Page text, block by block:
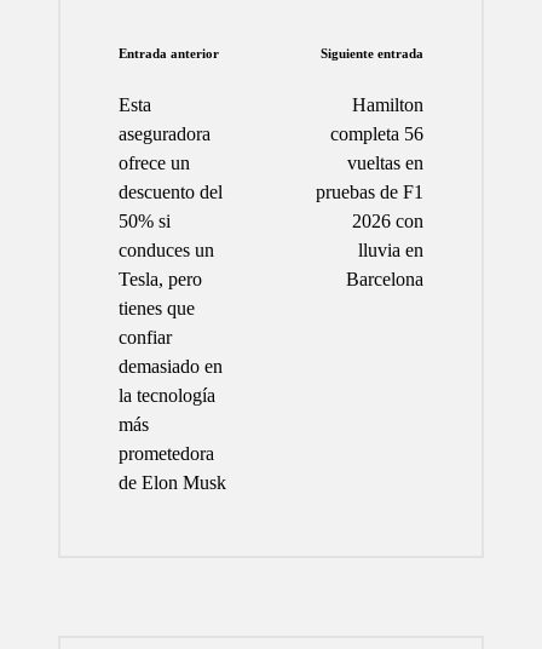
Navegación
de
entradas
Entrada anterior
Esta
aseguradora
ofrece un
descuento del
50% si
conduces un
Tesla, pero
tienes que
confiar
demasiado en
la tecnología
más
prometedora
de Elon Musk
Siguiente entrada
Hamilton
completa 56
vueltas en
pruebas de F1
2026 con
lluvia en
Barcelona